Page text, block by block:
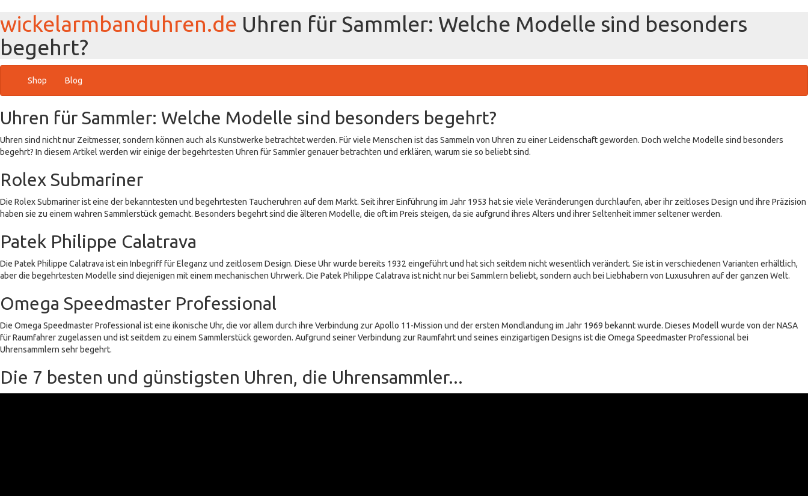
wickelarmbanduhren.de Uhren für Sammler: Welche Modelle sind besonders
begehrt?
Shop Blog
Uhren für Sammler: Welche Modelle sind besonders begehrt?
Uhren sind nicht nur Zeitmesser, sondern können auch als Kunstwerke betrachtet werden. Für viele Menschen ist das Sammeln von Uhren zu einer Leidenschaft geworden. Doch welche Modelle sind besonders
begehrt? In diesem Artikel werden wir einige der begehrtesten Uhren für Sammler genauer betrachten und erklären, warum sie so beliebt sind.
Rolex Submariner
Die Rolex Submariner ist eine der bekanntesten und begehrtesten Taucheruhren auf dem Markt. Seit ihrer Einführung im Jahr 1953 hat sie viele Veränderungen durchlaufen, aber ihr zeitloses Design und ihre Präzision
haben sie zu einem wahren Sammlerstück gemacht. Besonders begehrt sind die älteren Modelle, die oft im Preis steigen, da sie aufgrund ihres Alters und ihrer Seltenheit immer seltener werden.
Patek Philippe Calatrava
Die Patek Philippe Calatrava ist ein Inbegriff für Eleganz und zeitlosem Design. Diese Uhr wurde bereits 1932 eingeführt und hat sich seitdem nicht wesentlich verändert. Sie ist in verschiedenen Varianten erhältlich,
aber die begehrtesten Modelle sind diejenigen mit einem mechanischen Uhrwerk. Die Patek Philippe Calatrava ist nicht nur bei Sammlern beliebt, sondern auch bei Liebhabern von Luxusuhren auf der ganzen Welt.
Omega Speedmaster Professional
Die Omega Speedmaster Professional ist eine ikonische Uhr, die vor allem durch ihre Verbindung zur Apollo 11-Mission und der ersten Mondlandung im Jahr 1969 bekannt wurde. Dieses Modell wurde von der NASA
für Raumfahrer zugelassen und ist seitdem zu einem Sammlerstück geworden. Aufgrund seiner Verbindung zur Raumfahrt und seines einzigartigen Designs ist die Omega Speedmaster Professional bei
Uhrensammlern sehr begehrt.
Die 7 besten und günstigsten Uhren, die Uhrensammler...